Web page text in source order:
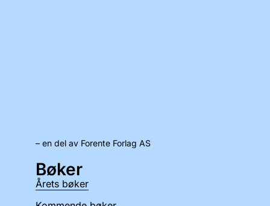
– en del av Forente Forlag AS
Bøker
Årets bøker